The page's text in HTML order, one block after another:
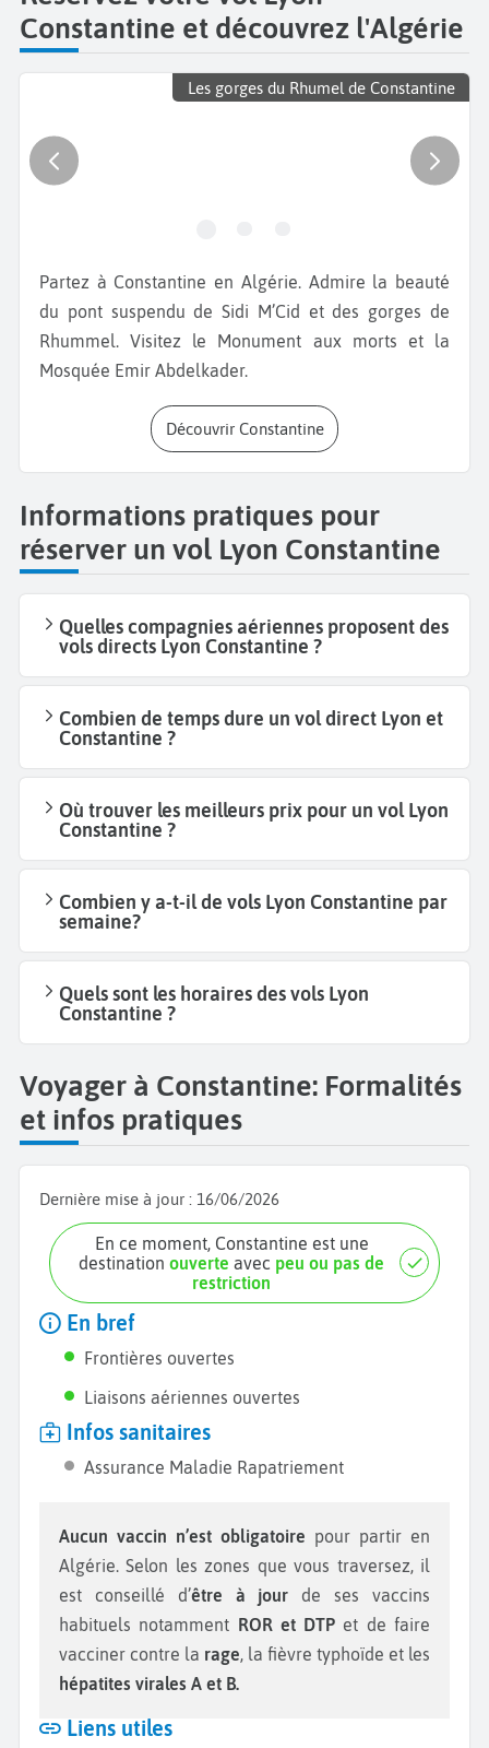
Constantine et découvrez l'Algérie
Les gorges du Rhumel de Constantine
Partez à Constantine en Algérie. Admire la beauté
du pont suspendu de Sidi M’Cid et des gorges de
Rhummel. Visitez le Monument aux morts et la
Mosquée Emir Abdelkader.
Découvrir Constantine
Informations pratiques pour
réserver un vol Lyon Constantine
Quelles compagnies aériennes proposent des
vols directs Lyon Constantine ?
Combien de temps dure un vol direct Lyon et
Constantine ?
Où trouver les meilleurs prix pour un vol Lyon
Constantine ?
Combien y a-t-il de vols Lyon Constantine par
semaine?
Quels sont les horaires des vols Lyon
Constantine ?
Voyager à Constantine: Formalités
et infos pratiques
Dernière mise à jour : 16/06/2026
En ce moment, Constantine est une
destinationouverte avec peu ou pas de
restriction
En bref
Frontières ouvertes
Liaisons aériennes ouvertes
Infos sanitaires
Assurance Maladie Rapatriement
Aucun vaccin n’est obligatoire pour partir en
Algérie. Selon les zones que vous traversez, il
est conseillé d’être à jour de ses vaccins
habituels notamment ROR et DTP et de faire
vacciner contre la rage , la fièvre typhoïde et les
hépatites virales A et B.
Liens utiles